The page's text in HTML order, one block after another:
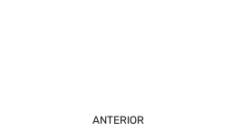
ANTERIOR